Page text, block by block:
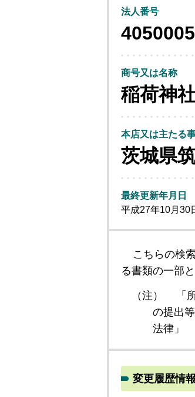
法人番号
商号又は名称
稲荷神社
本店又は主たる
茨城県
最終更新年月日
平成27年10月30
こちらの検
る書類の一部
（注）
「
の提出
法律」
変更履歴情報